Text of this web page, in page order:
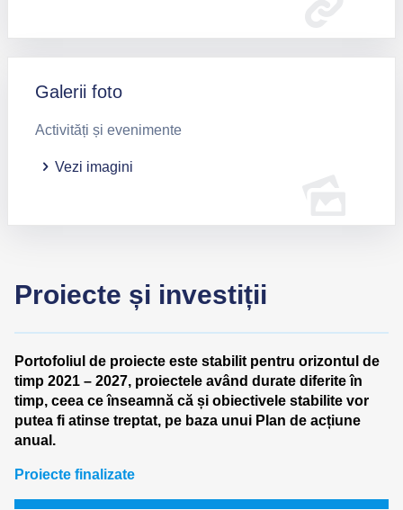
Galerii foto
Activități și evenimente
Vezi imagini
Proiecte și investiții
Portofoliul de proiecte este stabilit pentru orizontul de
timp 2021 – 2027, proiectele având durate diferite în
timp, ceea ce înseamnă că și obiectivele stabilite vor
putea fi atinse treptat, pe baza unui Plan de acțiune
anual.
Proiecte finalizate